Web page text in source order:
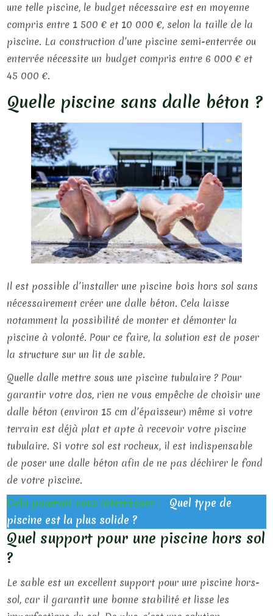
une telle piscine, le budget nécessaire est en moyenne
compris entre 1 500 € et 10 000 €, selon la taille de la
piscine. La construction d’une piscine semi-enterrée ou
enterrée nécessite un budget compris entre 6 000 € et
45 000 €.
Quelle piscine sans dalle béton ?
Il est possible d’installer une piscine bois hors sol sans
nécessairement créer une dalle béton. Cela laisse
notamment la possibilité de monter et démonter la
piscine à volonté. Pour ce faire, la solution est de poser
la structure sur un lit de sable.
Quelle dalle mettre sous une piscine tubulaire ? Pour
garantir votre dos, rien ne vous empêche de choisir une
dalle béton (environ 15 cm d’épaisseur) même si votre
terrain est déjà plat et apte à recevoir votre piscine
tubulaire. Si votre sol est rocheux, il est indispensable
de poser une dalle béton afin de ne pas déchirer le fond
de votre piscine.
Cela pourrait vous interrésser :
Quel type de
piscine est la plus solide ?
Quel support pour une piscine hors sol
?
Le sable est un excellent support pour une piscine hors-
sol, car il garantit une bonne stabilité et lisse les